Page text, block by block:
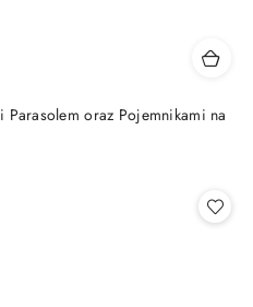
Parasolem oraz Pojemnikami na